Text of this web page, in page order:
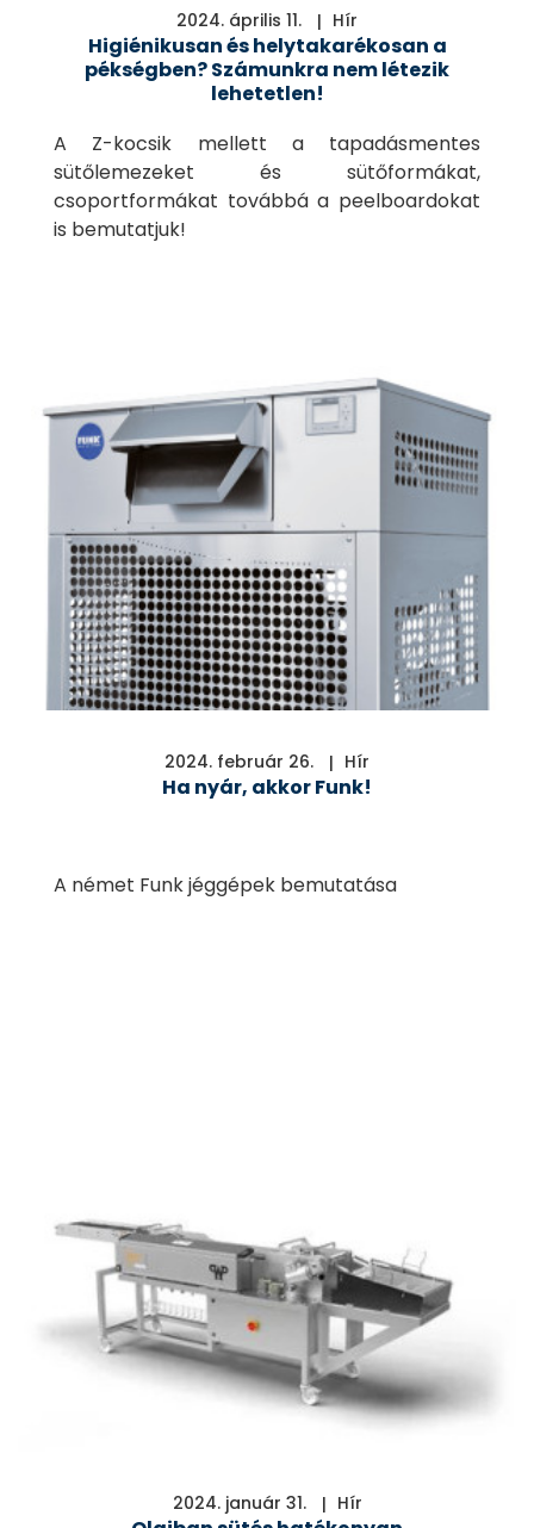
2024. április 11. Hír
Higiénikusan és helytakarékosan a
pékségben? Számunkra nem létezik
lehetetlen!
A Z-kocsik mellett a tapadásmentes
sütőlemezeket és sütőformákat,
csoportformákat továbbá a peelboardokat
is bemutatjuk!
2024. február 26. Hír
Ha nyár, akkor Funk!
A német Funk jéggépek bemutatása
2024. január 31. Hír